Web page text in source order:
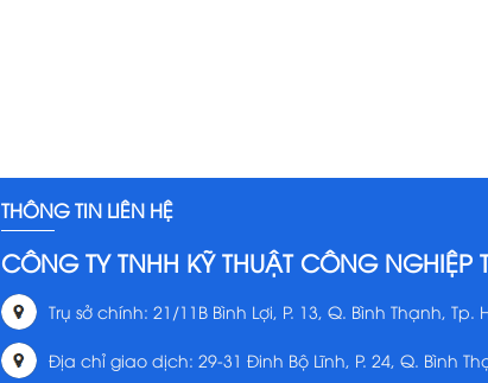
THÔNG TIN LIÊN HỆ
CÔNG TY TNHH KỸ THUẬT CÔNG NGHIỆP
Trụ sở chính: 21/11B Bình Lợi, P. 13, Q. Bình Thạnh, Tp.
Địa chỉ giao dịch: 29-31 Đinh Bộ Lĩnh, P. 24, Q. Bình